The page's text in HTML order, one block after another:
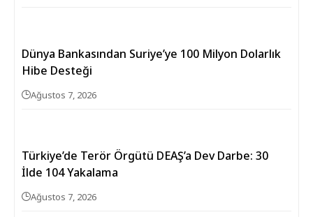
Dünya Bankasından Suriye’ye 100 Milyon Dolarlık
Hibe Desteği
Ağustos 7, 2026
Türkiye’de Terör Örgütü DEAŞ’a Dev Darbe: 30
İlde 104 Yakalama
Ağustos 7, 2026